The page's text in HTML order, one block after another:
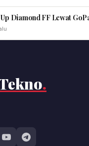
Diamond FF Lewat
.